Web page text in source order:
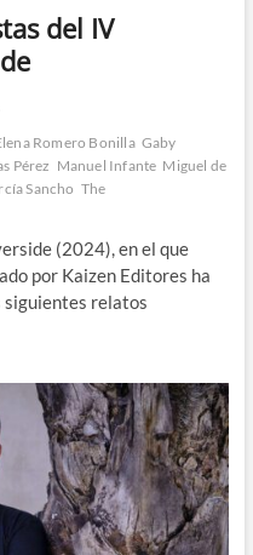
del IV
Romero Bonilla Gaby
Pérez Manuel Infante Miguel de
Sancho The
(2024), en el que
por Kaizen Editores ha
siguientes relatos